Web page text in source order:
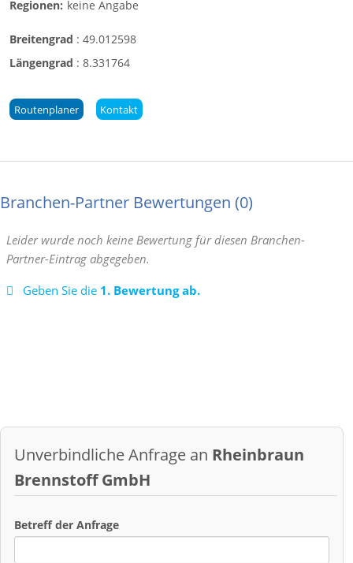
Regionen: keine Angabe
Breitengrad : 49.012598
Längengrad : 8.331764
Routenplaner Kontakt
Branchen-Partner Bewertungen 0
Leider wurde noch keine Bewertung für diesen Branchen-
Partner-Eintrag abgegeben.
Geben Sie die 1. Bewertung ab.
Unverbindliche Anfrage an Rheinbraun
Brennstoff GmbH
Betreff der Anfrage